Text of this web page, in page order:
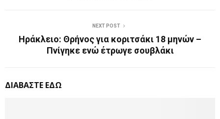
NEXT POST
Ηράκλειο: Θρήνος για κοριτσάκι 18 μηνών –
Πνίγηκε ενώ έτρωγε σουβλάκι
ΔΙΑΒΑΣΤΕ ΕΔΩ